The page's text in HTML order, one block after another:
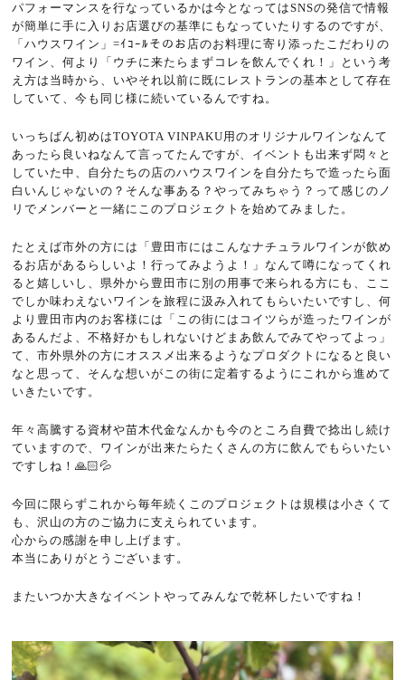
パフォーマンスを行なっているかは今となってはSNSの発信で情報
が簡単に手に入りお店選びの基準にもなっていたりするのですが、
「ハウスワイン」=ｲｺｰﾙそのお店のお料理に寄り添ったこだわりの
ワイン、何より「ウチに来たらまずコレを飲んでくれ！」という考
え方は当時から、いやそれ以前に既にレストランの基本として存在
していて、今も同じ様に続いているんですね。
いっちばん初めはTOYOTA VINPAKU用のオリジナルワインなんて
あったら良いねなんて言ってたんですが、イベントも出来ず悶々と
していた中、自分たちの店のハウスワインを自分たちで造ったら面
白いんじゃないの？そんな事ある？やってみちゃう？って感じのノ
リでメンバーと一緒にこのプロジェクトを始めてみました。
たとえば市外の方には「豊田市にはこんなナチュラルワインが飲め
るお店があるらしいよ！行ってみようよ！」なんて噂になってくれ
ると嬉しいし、県外から豊田市に別の用事で来られる方にも、ここ
でしか味わえないワインを旅程に汲み入れてもらいたいですし、何
より豊田市内のお客様には「この街にはコイツらが造ったワインが
あるんだよ、不格好かもしれないけどまあ飲んでみてやってよっ」
て、市外県外の方にオススメ出来るようなプロダクトになると良い
なと思って、そんな想いがこの街に定着するようにこれから進めて
いきたいです。
年々高騰する資材や苗木代金なんかも今のところ自費で捻出し続け
ていますので、ワインが出来たらたくさんの方に飲んでもらいたい
ですしね！🙏🏻💦
今回に限らずこれから毎年続くこのプロジェクトは規模は小さくて
も、沢山の方のご協力に支えられています。
心からの感謝を申し上げます。
本当にありがとうございます。
またいつか大きなイベントやってみんなで乾杯したいですね！